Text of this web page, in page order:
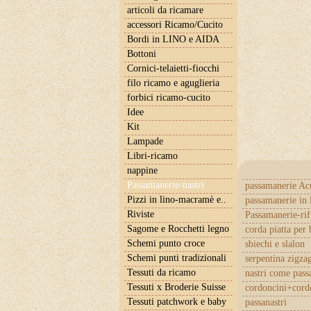
articoli da ricamare
accessori Ricamo/Cucito
Bordi in LINO e AIDA
Bottoni
Cornici-telaietti-fiocchi
filo ricamo e aguglieria
forbici ricamo-cucito
Idee
Kit
Lampade
Libri-ricamo
nappine
Passamanerie-nastri
passamanerie
passamanerie in
Passamanerie-
corda piatta per
sbiechi e slalon
serpentina
nastri come
passanastri
Pizzi in lino-macramè e..
Riviste
Sagome e Rocchetti legno
Schemi punto croce
Schemi punti tradizionali
Tessuti da ricamo
Tessuti x Broderie Suisse
Tessuti patchwork e baby